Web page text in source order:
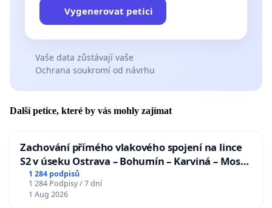
Vygenerovat petici
Vaše data zůstávají vaše
Ochrana soukromí od návrhu
Další petice, které by vás mohly zajímat
Zachování přímého vlakového spojení na lince
S2 v úseku Ostrava – Bohumín – Karviná – Mosty
u Jablunkova
1 284 podpisů
1 284 Podpisy / 7 dní
1 Aug 2026